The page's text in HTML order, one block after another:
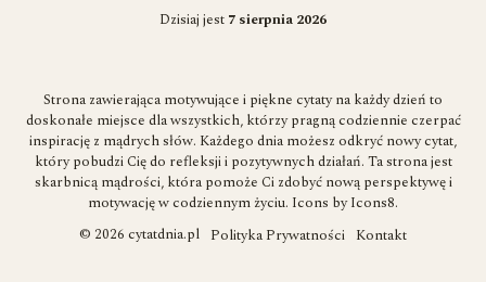
Dzisiaj jest 7 sierpnia 2026
Strona zawierająca motywujące i piękne cytaty na każdy dzień to
doskonałe miejsce dla wszystkich, którzy pragną codziennie czerpać
inspirację z mądrych słów. Każdego dnia możesz odkryć nowy cytat,
który pobudzi Cię do refleksji i pozytywnych działań. Ta strona jest
skarbnicą mądrości, która pomoże Ci zdobyć nową perspektywę i
motywację w codziennym życiu. Icons byIcons8.
© 2026 cytatdnia.pl Polityka Prywatności Kontakt